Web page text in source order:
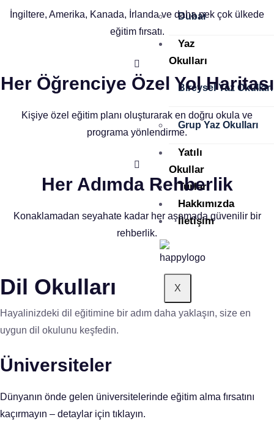
Dubai
Yaz
Okulları
Bireysel Yaz Okulları
Grup Yaz Okulları
Yatılı
Okullar
Turlar
Hakkımızda
İletişim
X
İngiltere, Amerika, Kanada, İrlanda ve daha pek çok ülkede
eğitim fırsatı.
Her Öğrenciye Özel Yol Haritası
Kişiye özel eğitim planı oluşturarak en doğru okula ve
programa yönlendirme.
Her Adımda Rehberlik
Konaklamadan seyahate kadar her aşamada güvenilir bir
rehberlik.
Dil Okulları
Hayalinizdeki dil eğitimine bir adım daha yaklaşın, size en
uygun dil okulunu keşfedin.
Üniversiteler
Dünyanın önde gelen üniversitelerinde eğitim alma fırsatını
kaçırmayın – detaylar için tıklayın.